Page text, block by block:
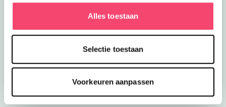
Alles toestaan
Selectie toestaan
Voorkeuren aanpassen
Kroon op de taart bij
CODA
Bekijk nu
zomerboeken voor
Bekijk nu